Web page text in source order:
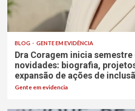
BLOG GENTE EM EVIDÊNCIA
Dra Coragem inicia
novidades: biografia,
expansão de ações de
Gente em evidencia